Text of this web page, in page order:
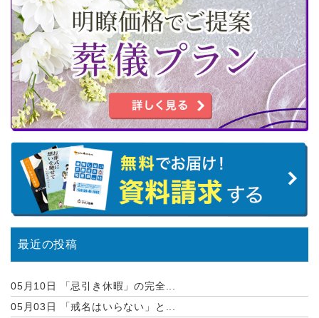
最近の投稿
05月10日
「忌引き休暇」の完全...
05月03日
「戒名はいらない」と...